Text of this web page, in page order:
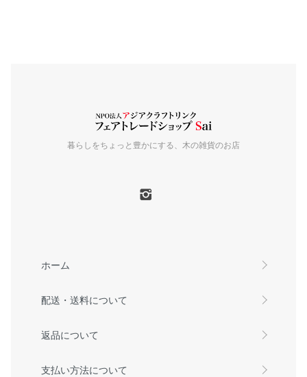
暮らしをちょっと豊かにする、木の雑貨のお店
ホーム
配送・送料について
返品について
支払い方法について